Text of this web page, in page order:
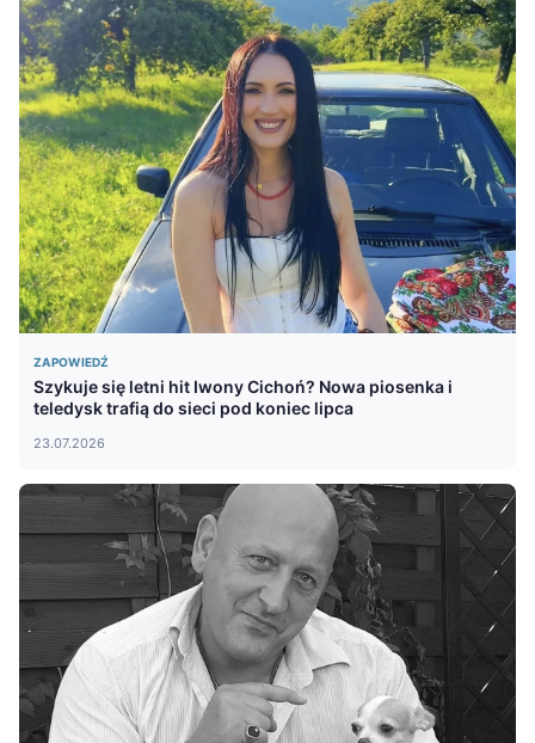
ZAPOWIEDŹ
Szykuje się letni hit Iwony Cichoń? Nowa piosenka i
teledysk trafią do sieci pod koniec lipca
23.07.2026